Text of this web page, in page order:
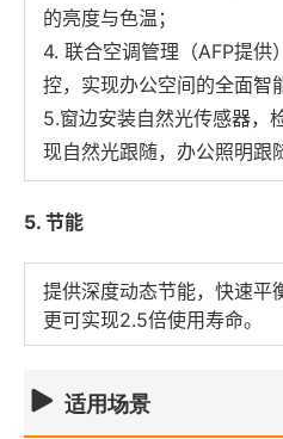
的亮度与色温；
4. 联合空调管理（AFP提供
控，实现办公空间的全面智
5.窗边安装自然光传感器，
现自然光跟随，办公照明跟
5. 节能
提供深度动态节能，快速平
更可实现2.5倍使用寿命。
适用场景